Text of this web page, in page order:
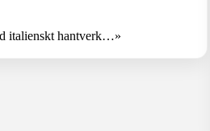
italienskt hantverk…»